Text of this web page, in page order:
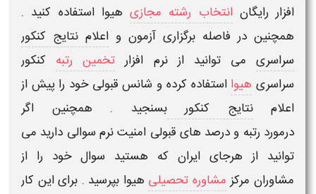
افزار رایگان انتخاب رشته مجازی هیوا استفاده کنید .
همچنین در فاصله برگزاری آزمون و اعلام نتایج کنکور
سراسری می توانید ازنرم افزار تخمین رتبه کنکور
سراسری هیوا استفاده کرده و شانس قبولی خود را پیش از
اعلامنتایج کنکوربسنجید . همچنین اگر
درمورد رتبه ودرصد های قبولی امنیت نرم سوالی دارید می
توانید از هرجای ایران که هستید سوال خود را از
مشاوران مرکز مشاوره تحصیلی هیوا بپرسید . برای این کار